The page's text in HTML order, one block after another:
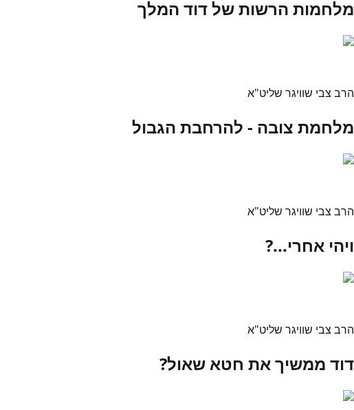
מלחמות הרשות של דוד המלך
הרב צבי שוויגר שליט"א
מלחמת צובה - להרחבת הגבול
הרב צבי שוויגר שליט"א
ויהי אחרי...?
הרב צבי שוויגר שליט"א
דוד ממשיך את חטא שאול?